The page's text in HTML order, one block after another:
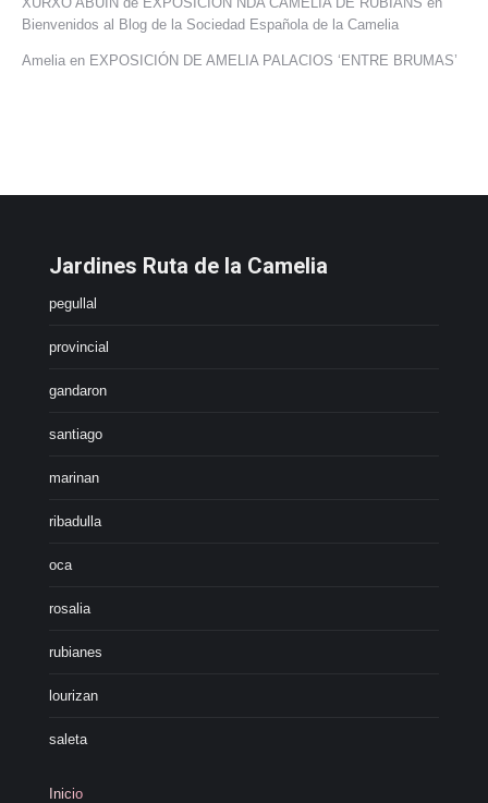
Bienvenidos al Blog de la Sociedad Española de la Camelia
Amelia en EXPOSICIÓN DE AMELIA PALACIOS ‘ENTRE BRUMAS’
Jardines Ruta de la Camelia
pegullal
provincial
gandaron
santiago
marinan
ribadulla
oca
rosalia
rubianes
lourizan
saleta
Inicio